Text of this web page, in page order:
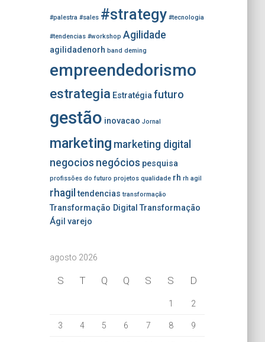
#palestra #sales #strategy #tecnologia
#tendencias #workshop Agilidade
agilidadenorh band deming
empreendedorismo
estrategia Estratégia futuro
gestão inovacao Jornal
marketing marketing digital
negocios negócios pesquisa
profissões do futuro projetos qualidade rh rh agil
rhagil tendencias transformação
Transformação Digital Transformação
Ágil varejo
agosto 2026
S T Q Q S S D
1 2
3 4 5 6 7 8 9